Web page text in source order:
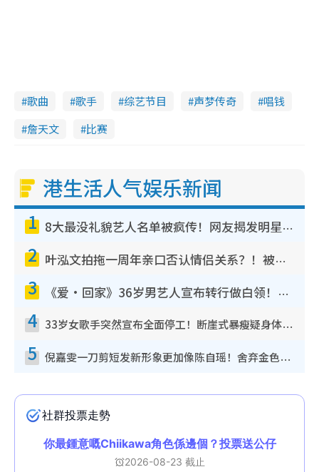
歌曲 歌手 综艺节目 声梦传奇
唱钱
詹天文
比赛
港生活人气娱乐新闻
1 8大最没礼貌艺人名单被疯传！网友揭发明星真面目，一致数落这一位是无品天花板？
2 叶泓文拍拖一周年亲口否认情侣关系？！被质疑感情造假竟称GM“普通同事”
3 《爱·回家》36岁男艺人宣布转行做白领！卸下艺人身份回归素人平淡生活
4 33岁女歌手突然宣布全面停工！断崖式暴瘦疑身体亮红灯！声明曝：将暂时淡出
5 倪嘉雯一刀剪短发新形象更加像陈自瑶！舍弃金色长发造型气质大变超惊喜